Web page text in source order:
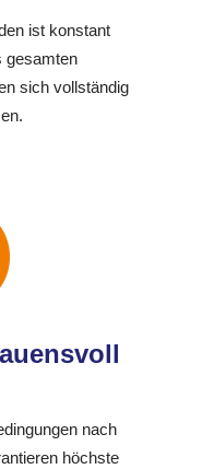
ist konstant
gesamten
sich vollständig
nach
höchste